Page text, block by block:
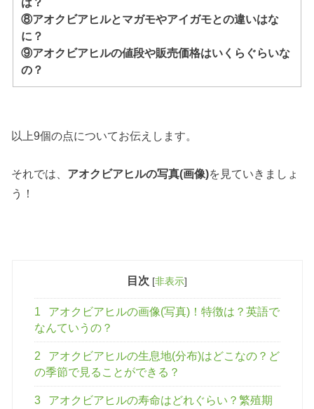
⑧アオクビアヒルとマガモやアイガモとの違いはな
に？
⑨アオクビアヒルの値段や販売価格はいくらぐらいな
の？
以上9個の点についてお伝えします。
それでは、 アオクビアヒルの写真(画像)を見ていきましょ
う！
目次 [非表示]
1
アオクビアヒルの画像(写真)！特徴は？英語で
なんていうの？
2
アオクビアヒルの生息地(分布)はどこなの？ど
の季節で見ることができる？
3
アオクビアヒルの寿命はどれぐらい？繁殖期